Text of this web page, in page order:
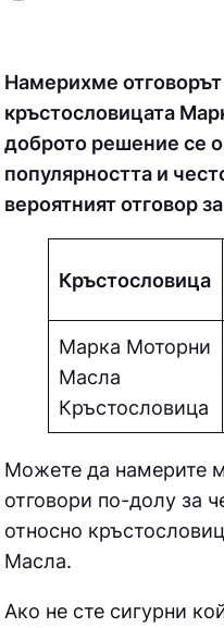
Намерихме
кръстословицата
доброто решение се
популярността и
вероятният отговор
Кръстословица
Марка Моторни
Масла
Кръстословица
Можете да намерите
отговори по-долу за
относно
Масла.
Ако не сте сигурни